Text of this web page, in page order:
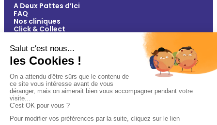
A Deux Pattes d’Ici
FAQ
Nos cliniques
Click & Collect
Vos avantages
Conseils
Paiement 100% sécurisé